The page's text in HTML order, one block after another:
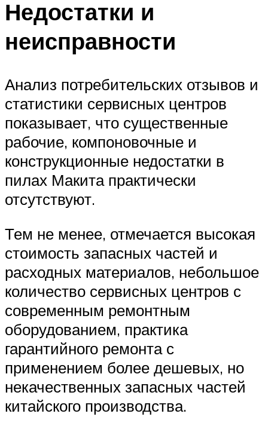
Недостатки и
неисправности
Анализ потребительских отзывов и
статистики сервисных центров
показывает, что существенные
рабочие, компоновочные и
конструкционные недостатки в
пилах Макита практически
отсутствуют.
Тем не менее, отмечается высокая
стоимость запасных частей и
расходных материалов, небольшое
количество сервисных центров с
современным ремонтным
оборудованием, практика
гарантийного ремонта с
применением более дешевых, но
некачественных запасных частей
китайского производства.